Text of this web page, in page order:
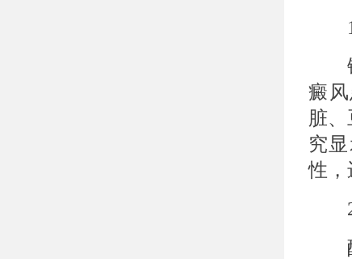
1.
铜
癜
脏
究
性，
2.
酪